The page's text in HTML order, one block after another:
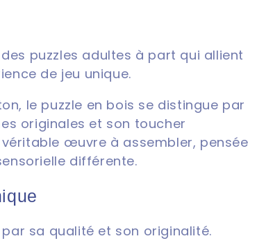
puzzles adultes à part qui allient
de jeu unique.
le puzzle en bois se distingue par
originales et son toucher
œuvre à assembler, pensée
différente.
sa qualité et son originalité.